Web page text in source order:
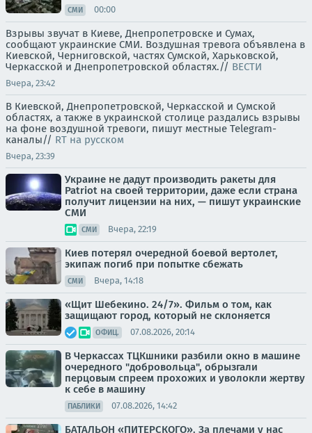
СМИ 00:00
Взрывы звучат в Киеве, Днепропетровске и Сумах,
сообщают украинские СМИ. Воздушная тревога объявлена в
Киевской, Черниговской, частях Сумской, Харьковской,
Черкасской и Днепропетровской областях.// ВЕСТИ
Вчера, 23:42
В Киевской, Днепропетровской, Черкасской и Сумской
областях, а также в украинской столице раздались взрывы
на фоне воздушной тревоги, пишут местные Telegram-
каналы// RT на русском
Вчера, 23:39
Украине не дадут производить ракеты для
Patriot на своей территории, даже если страна
получит лицензии на них, — пишут украинские
СМИ
СМИ Вчера, 22:19
Киев потерял очередной боевой вертолет,
экипаж погиб при попытке сбежать
СМИ Вчера, 14:18
«Щит Шебекино. 24/7». Фильм о том, как
защищают город, который не склоняется
ОФИЦ. 07.08.2026, 20:14
В Черкассах ТЦКшники разбили окно в машине
очередного "добровольца", обрызгали
перцовым спреем прохожих и уволокли жертву
к себе в машину
ПАБЛИКИ 07.08.2026, 14:42
БАТАЛЬОН «ПИТЕРСКОГО». За плечами у нас